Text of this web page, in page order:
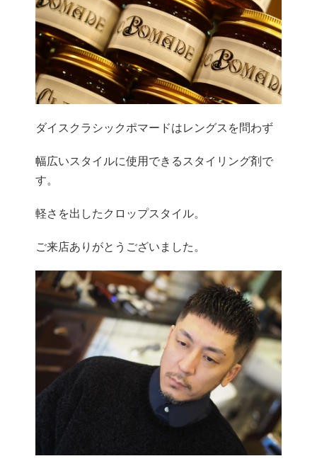
ダイスクラシックポマードはレングスを問わず
幅広いスタイルに使用できるスタイリング剤で
す。
軽さを出したクロップスタイル。
ご来店ありがとうございました。